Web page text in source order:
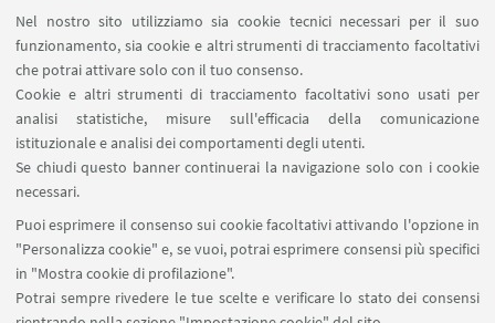
Nel nostro sito utilizziamo sia cookie tecnici necessari per il suo
funzionamento, sia cookie e altri strumenti di tracciamento facoltativi
che potrai attivare solo con il tuo consenso.
Cookie e altri strumenti di tracciamento facoltativi sono usati per
analisi statistiche, misure sull'efficacia della comunicazione
istituzionale e analisi dei comportamenti degli utenti.
Se chiudi questo banner continuerai la navigazione solo con i cookie
necessari.
Puoi esprimere il consenso sui cookie facoltativi attivando l'opzione in
"Personalizza cookie" e, se vuoi, potrai esprimere consensi più specifici
in "Mostra cookie di profilazione".
Potrai sempre rivedere le tue scelte e verificare lo stato dei consensi
comunicazione (riservato ai docenti)
Carta dei servizi
SEGUI IL DIPARTIMENTO SU:
SEGUI UNIBO SU: